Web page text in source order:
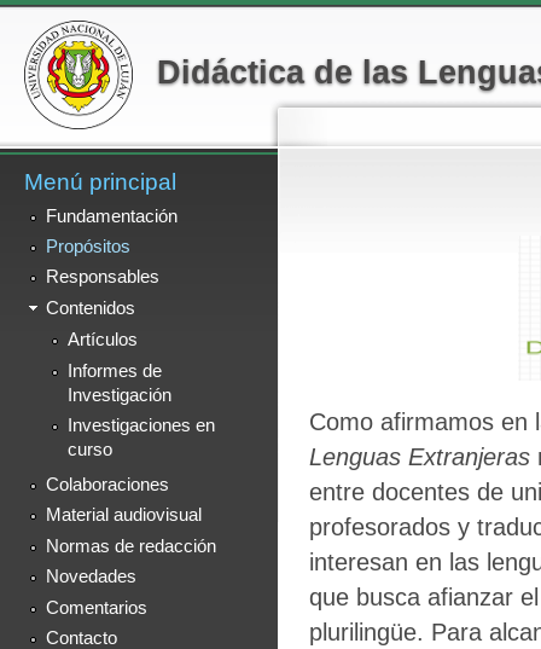
Didáctica de las
Menú secundario
Menú principal
Fundamentación
Propósitos
Responsables
Contenidos
Artículos
Informes de
Investigación
Investigaciones en
curso
Colaboraciones
Material audiovisual
Normas de redacción
Novedades
Comentarios
Contacto
Como afirmamos en
Lenguas Extranjeras
entre docentes de
profesorados y
interesan en las
que busca afianzar
plurilingüe. Para